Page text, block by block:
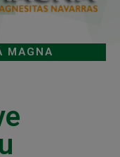
MAGNA